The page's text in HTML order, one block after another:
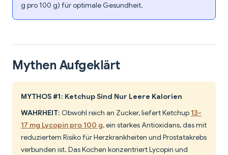
g pro 100 g) für optimale Gesundheit.
Mythen Aufgeklärt
MYTHOS #1: Ketchup Sind Nur Leere Kalorien
WAHRHEIT: Obwohl reich an Zucker, liefert Ketchup 13-
17 mg Lycopin pro 100 g, ein starkes Antioxidans, das mit
reduziertem Risiko für Herzkrankheiten und Prostatakrebs
verbunden ist. Das Kochen konzentriert Lycopin und